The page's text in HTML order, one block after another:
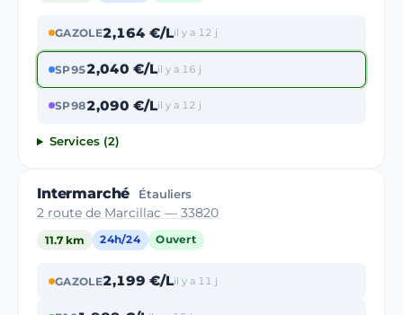
GAZOLE2,164 €/Lil y a 12 j
SP952,040 €/Lil y a 16 j
SP982,090 €/Lil y a 12 j
Services (2)
Intermarché Étauliers
2 route de Marcillac — 33820
11.7 km 24h/24 Ouvert
GAZOLE2,199 €/Lil y a 11 j